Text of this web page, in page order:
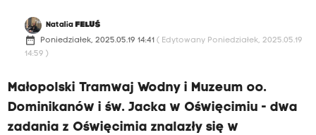
Natalia FELUŚ
date_range Poniedziałek, 2025.05.19 14:41 ( Edytowany Poniedziałek, 2025.05.19
14:59 )
Małopolski Tramwaj Wodny i Muzeum oo.
Dominikanów i św. Jacka w Oświęcimiu - dwa
zadania z Oświęcimia znalazły się w